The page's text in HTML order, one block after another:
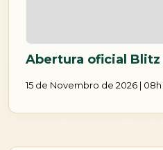
Abertura oficial
15 de Novembro de 2026 |